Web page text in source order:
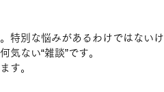
特別な悩みがあるわけではないけ
ない“雑談”です。
す。